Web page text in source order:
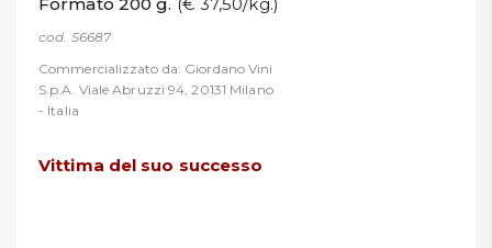
Formato 200 g. (€ 37,50/kg.)
cod. S6687
Commercializzato da: Giordano Vini
S.p.A. Viale Abruzzi 94, 20131 Milano
- Italia
Vittima del suo successo